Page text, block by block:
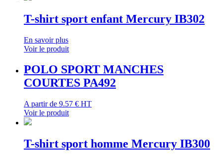
T-shirt sport enfant Mercury IB302
En savoir plus
Voir le produit
POLO SPORT MANCHES
COURTES PA492
A partir de 9.57 € HT
Voir le produit
T-shirt sport homme Mercury IB300